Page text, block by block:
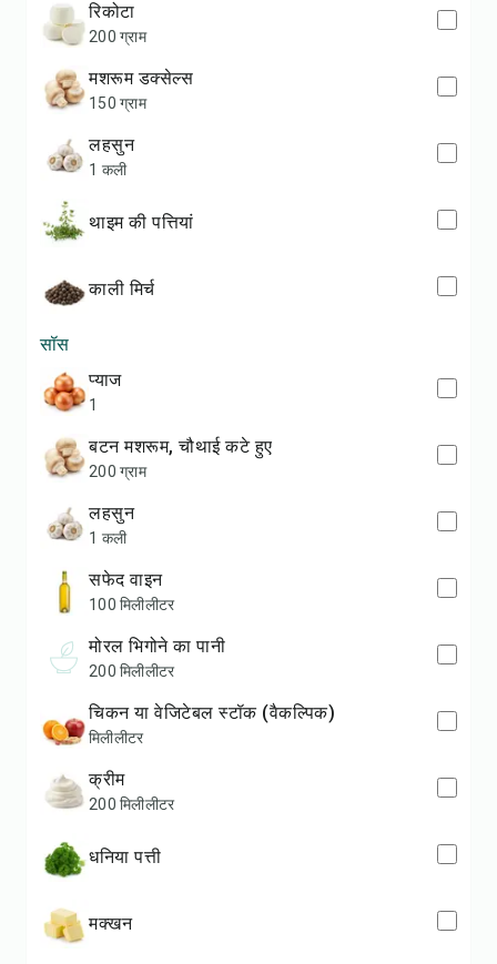
रिकोटा
200 ग्राम
मशरूम डक्सेल्स
150 ग्राम
लहसुन
1 कली
थाइम की पत्तियां
काली मिर्च
सॉस
प्याज
1
बटन मशरूम, चौथाई कटे हुए
200 ग्राम
लहसुन
1 कली
सफेद वाइन
100 मिलीलीटर
मोरल भिगोने का पानी
200 मिलीलीटर
चिकन या वेजिटेबल स्टॉक (वैकल्पिक)
मिलीलीटर
क्रीम
200 मिलीलीटर
धनिया पत्ती
मक्खन